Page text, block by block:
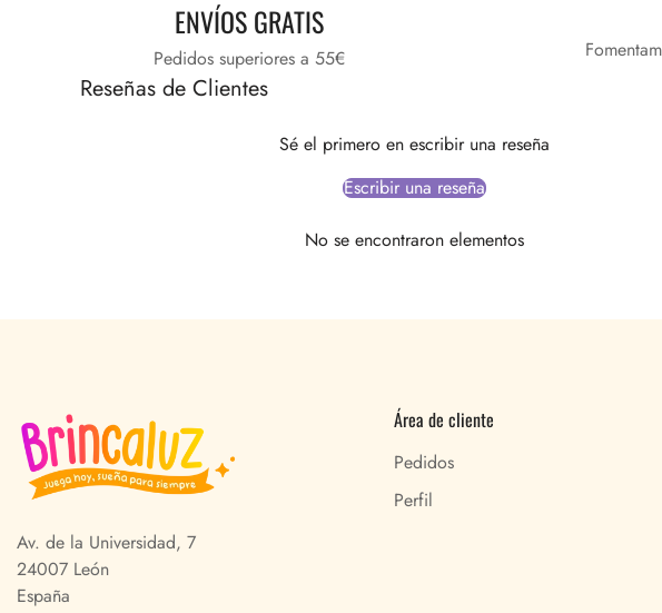
ENVÍOS GRATIS
Pedidos superiores a 55€
Reseñas de Clientes
Sé el primero en escribir una reseña
Escribir una reseña
No se encontraron elementos
Av. de la Universidad, 7
24007 León
España
Área de cliente
Pedidos
Perfil